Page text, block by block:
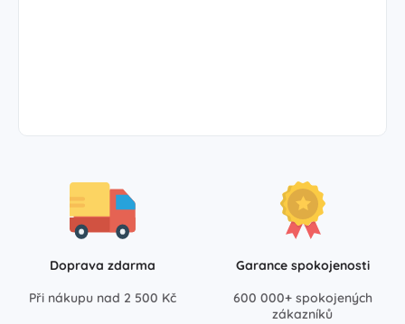
Doprava zdarma
Při nákupu nad 2 500 Kč
Garance spokojenosti
600 000+ spokojených
zákazníků